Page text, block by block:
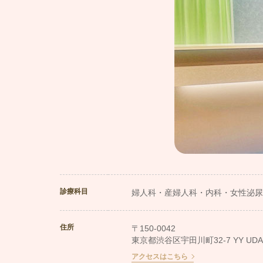
診療科目 婦人科・産婦人科・内科・女性泌
住所
〒150-0042
東京都渋谷区宇田川町32-7 YY
アクセスはこちら